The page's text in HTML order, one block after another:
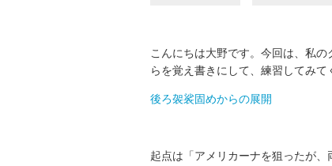
こんにちは大野です。今回は、私
らを覚え書きにして、練習してみて
後ろ袈裟固めからの展開
起点は「アメリカーナを狙ったが